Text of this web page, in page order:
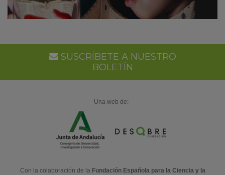
SUSCRÍBETE A NUESTRO
BOLETÍN
Una web de:
Con la colaboración de la Fundación Española para la Ciencia y la